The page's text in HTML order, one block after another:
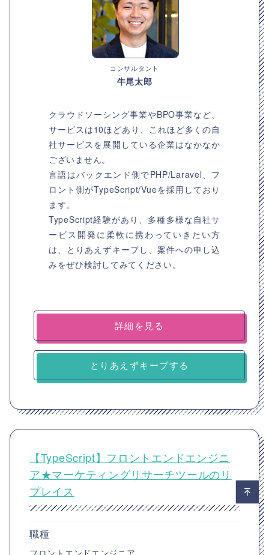
コンサルタント
牛尾太郎
クラウドソーシング事業やBPO事業など、
サービスは10ほどあり、これほど多くの自
社サービスを展開している企業はなかなか
ございません。
言語はバックエンド側でPHP/Laravel、フ
ロント側がTypeScript/Vueを採用しており
ます。
TypeScript経験があり、多種多様な自社サ
ービス開発に柔軟に携わっていきたい方
は、とりあえずキープし、案件への申し込
みをぜひ検討してみてください。
詳細を見る
とりあえずキープする
【TypeScript】フロントエンドエンジニ
ア★マーケティングリサーチツールのリ
プレイス
職種
フロントエンドエンジニア